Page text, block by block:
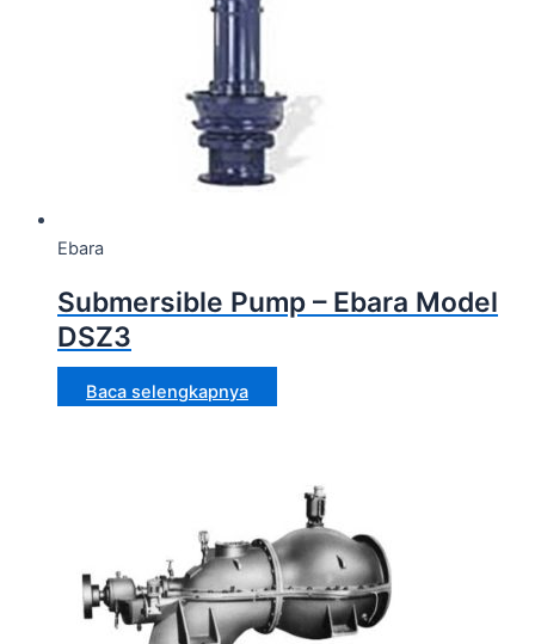
Ebara
Submersible Pump – Ebara Model
DSZ3
Baca selengkapnya